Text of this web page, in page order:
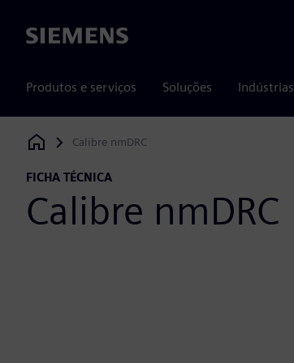
Siemens
Produtos e serviços Soluções Indústrias
Siemens Digital Industries Software
Calibre nmDRC
FICHA TÉCNICA
Calibre nmDRC